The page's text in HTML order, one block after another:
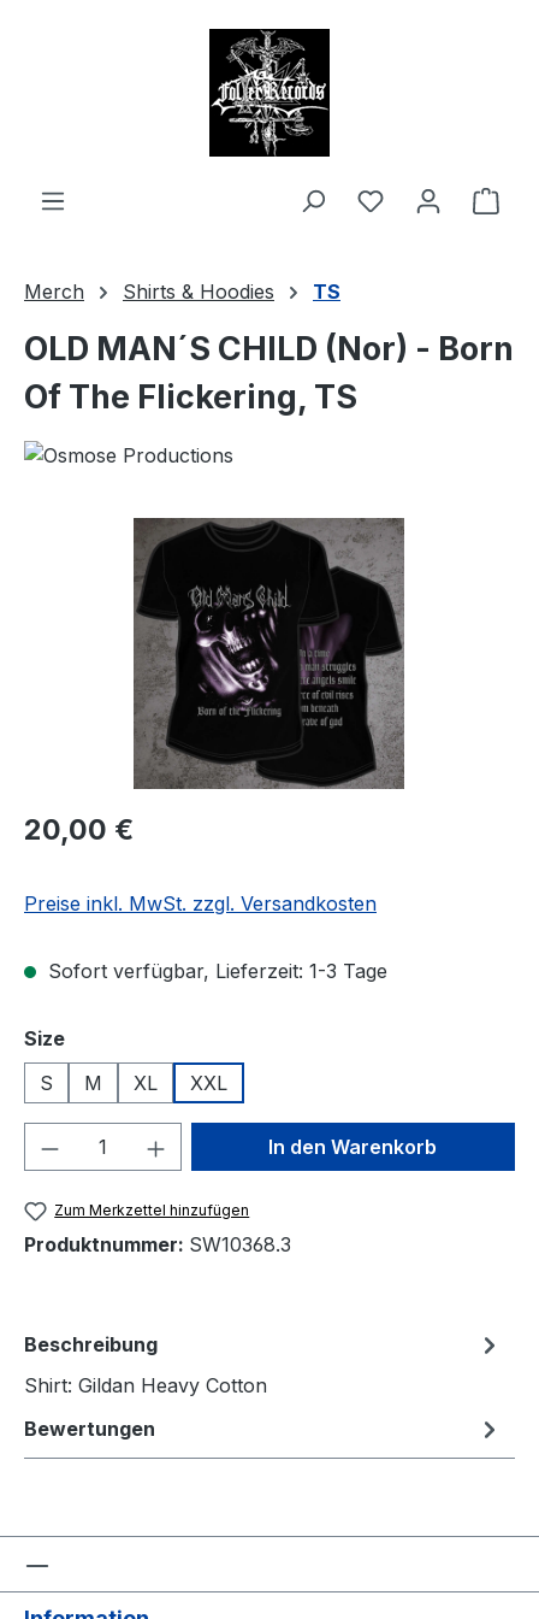
Merch Shirts & Hoodies TS
OLD MAN´S CHILD (Nor) - Born
Of The Flickering, TS
Bildergalerie überspringen
Regulärer Preis:
20,00 €
Preise inkl. MwSt. zzgl. Versandkosten
Sofort verfügbar, Lieferzeit: 1-3 Tage
Sizeauswählen
S
M XL XXL
Produkt Anzahl: Gib denIn den Warenkorb
Zum Merkzettel hinzufügen
Produktnummer: SW10368.3
Beschreibung
Shirt: Gildan Heavy Cotton
Bewertungen